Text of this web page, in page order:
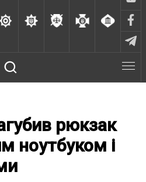
рюкзак
ноутбуком і